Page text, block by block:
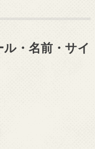
・名前・サイ